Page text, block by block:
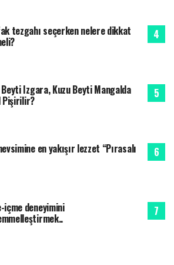
tezgahı seçerken nelere dikkat
Beyti Izgara, Kuzu Beyti Mangalda
Pişirilir?
en yakışır lezzet “Pırasalı
içme deneyimini